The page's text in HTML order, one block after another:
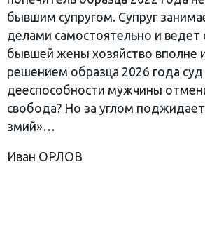
бывшим супругом. Супруг
делами самостоятельно и ведет
бывшей жены хозяйство вполне
решением образца 2026 года суд
дееспособности мужчины
свобода? Но за углом
змий»…
Иван ОРЛОВ